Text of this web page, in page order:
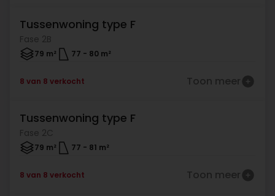
Verkocht
Tussenwoning type F
Fase 2B
79 m² 77 - 80 m²
8 van 8 verkocht Toon meer
Verkocht
Tussenwoning type F
Fase 2C
79 m² 77 - 81 m²
8 van 8 verkocht Toon meer